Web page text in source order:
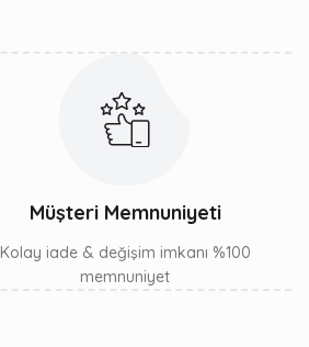
Müşteri Memnuniyeti
Kolay iade & değişim imkanı %100
memnuniyet